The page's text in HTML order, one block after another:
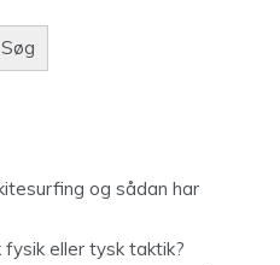
Søg
og sådan har
eller tysk taktik?